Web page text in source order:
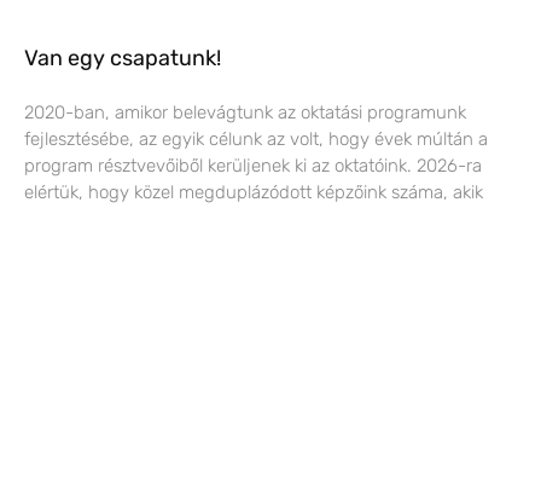
Van egy csapatunk!
2020-ban, amikor belevágtunk az oktatási programunk
fejlesztésébe, az egyik célunk az volt, hogy évek múltán a
program résztvevőiből kerüljenek ki az oktatóink. 2026-ra
elértük, hogy közel megduplázódott képzőink száma, akik